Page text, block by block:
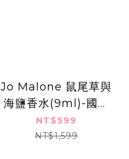
Jo Malone 鼠尾草與
海鹽香水(9ml)-國際
航空版
NT$599
NT$1,599